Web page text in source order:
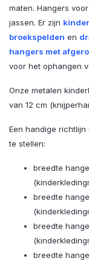
maten. Hangers
jassen. Er zijn
broekspelden en
hangers met
voor het ophangen
Onze metalen
van 12 cm
Een handige
te stellen:
breedte
breedte
breedte
breedte